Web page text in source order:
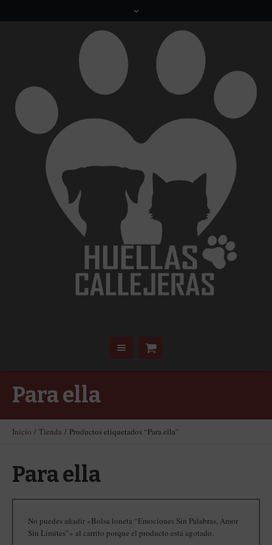
Para ella
Inicio / Tienda / Productos etiquetados “Para ella”
Para ella
No puedes añadir «Bolsa loneta “Emociones Sin Palabras, Amor
Sin Límites”» al carrito porque el producto está agotado.